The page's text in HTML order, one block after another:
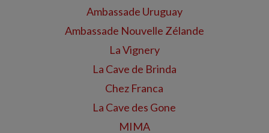
Ambassade Uruguay
Ambassade Nouvelle Zélande
La Vignery
La Cave de Brinda
Chez Franca
La Cave des Gone
MIMA